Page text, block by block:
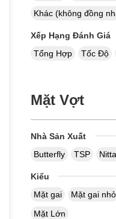
Khác (không đồng
Xếp Hạng Đánh Giá
Tổng Hợp
Tốc Độ
Mặt Vợt
Nhà Sản Xuất
Butterfly
TSP
Kiểu
Mặt gai
Mặt gai nhỏ
Mặt Lớn